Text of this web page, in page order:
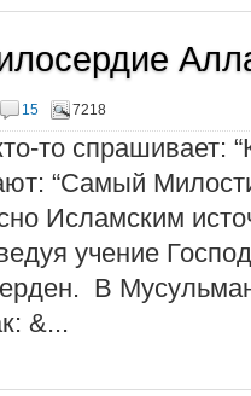
15 7218
то спрашивает:
“Самый
Исламским
учение
В
&...